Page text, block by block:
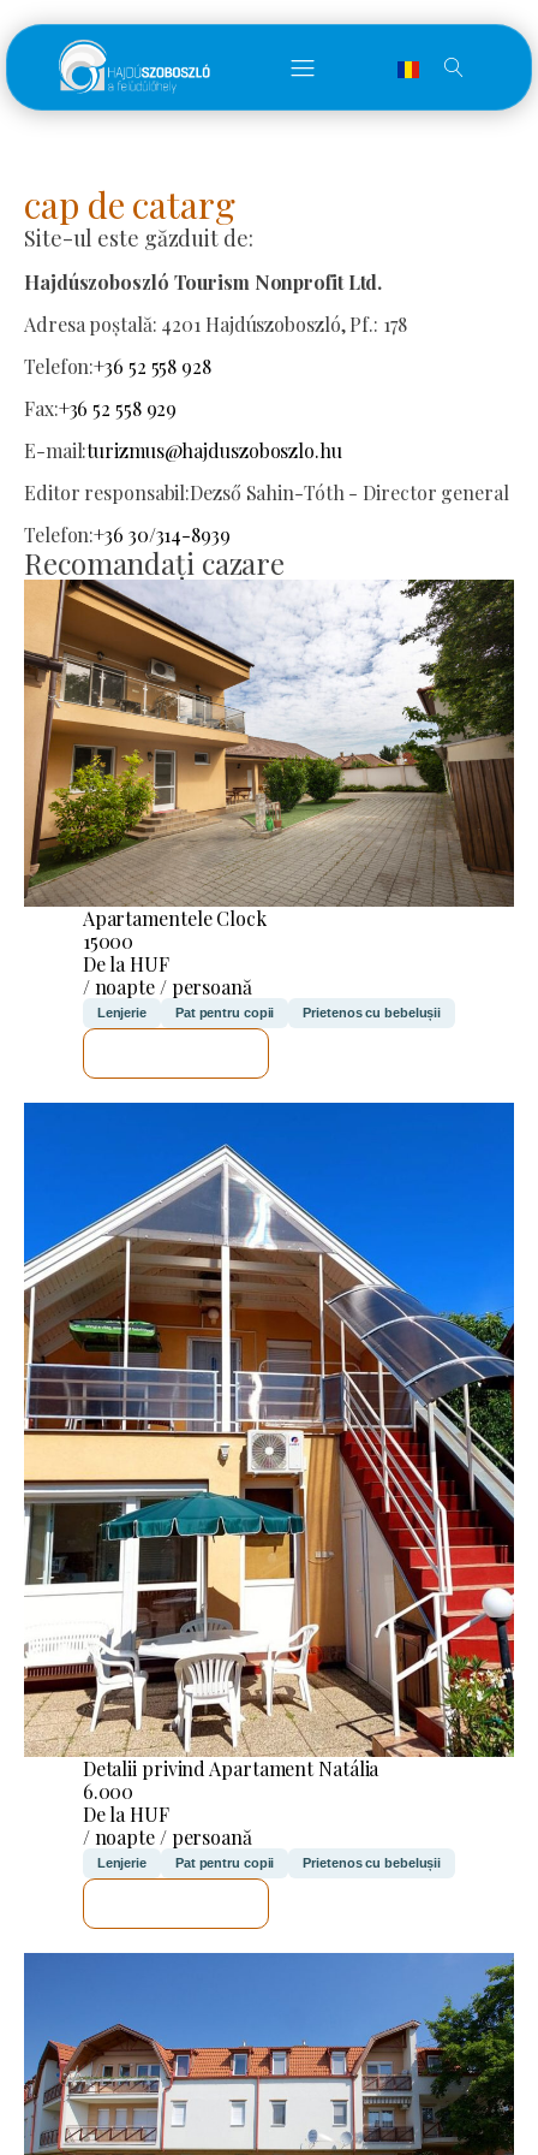
cap de catarg
Site-ul este găzduit de:
Hajdúszoboszló Tourism Nonprofit Ltd.
Adresa poștală: 4201 Hajdúszoboszló, Pf.: 178
Telefon:+36 52 558 928
Fax:+36 52 558 929
E-mail:turizmus@hajduszoboszlo.hu
Editor responsabil:Dezső Sahin-Tóth - Director general
Telefon:+36 30/314-8939
Recomandați cazare
Apartamentele Clock
15000
De la HUF
/ noapte / persoană
Lenjerie Pat pentru copii Prietenos cu bebelușii
Detalii privind Apartament Natália
6.000
De la HUF
/ noapte / persoană
Lenjerie Pat pentru copii Prietenos cu bebelușii